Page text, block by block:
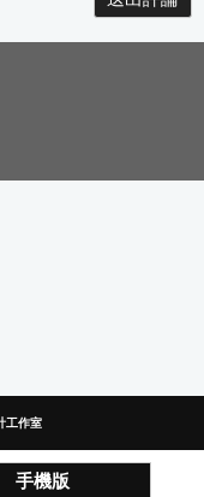
工作室
手機版